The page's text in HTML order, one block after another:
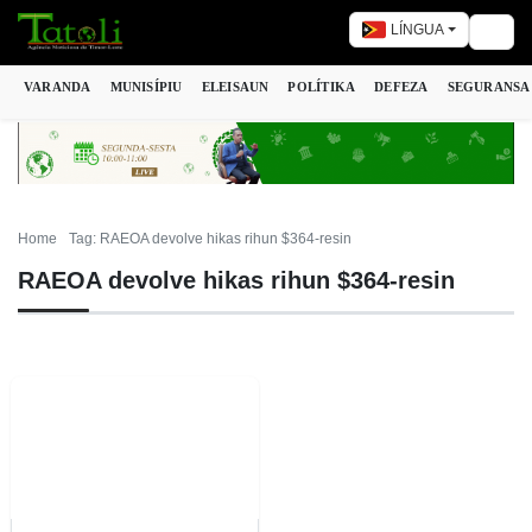
LÍNGUA
VARANDA MUNISÍPIU ELEISAUN POLÍTIKA DEFEZA SEGURANSA
Home Tag: RAEOA devolve hikas rihun $364-resin
RAEOA devolve hikas rihun $364-resin